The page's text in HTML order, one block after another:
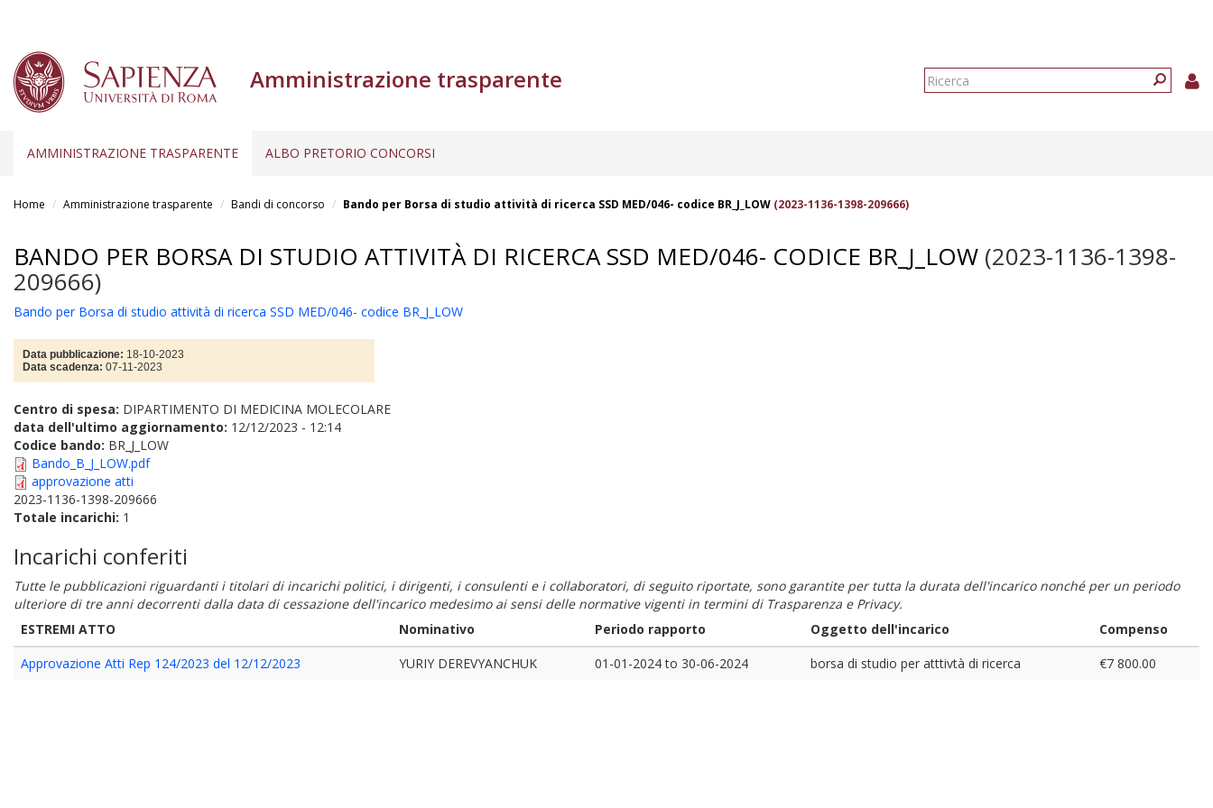
Amministrazione trasparente
Form
AMMINISTRAZIONE TRASPARENTE ALBO PRETORIO CONCORSI
Home Amministrazione trasparente Bandi di concorso Bando per Borsa di studio attività di ricerca SSD MED/046- codice BR_J_LOW (2023-1136-1398-209666)
BANDO PER BORSA DI STUDIO ATTIVITÀ DI RICERCA SSD MED/046- CODICE BR_J_LOW (2023-1136-1398-
209666)
Bando per Borsa di studio attività di ricerca SSD MED/046- codice BR_J_LOW
Data pubblicazione: 18-10-2023
Data scadenza: 07-11-2023
Centro di spesa: DIPARTIMENTO DI MEDICINA MOLECOLARE
data dell'ultimo aggiornamento: 12/12/2023 - 12:14
Codice bando: BR_J_LOW
Bando_B_J_LOW.pdf
approvazione atti
2023-1136-1398-209666
Totale incarichi: 1
Incarichi conferiti
Tutte le pubblicazioni riguardanti i titolari di incarichi politici, i dirigenti, i consulenti e i collaboratori, di seguito riportate, sono garantite per tutta la durata dell'incarico nonché per un periodo
ulteriore di tre anni decorrenti dalla data di cessazione dell'incarico medesimo ai sensi delle normative vigenti in termini di Trasparenza e Privacy.
ESTREMI ATTO
Nominativo Periodo rapporto Oggetto dell'incarico
Compenso
Approvazione Atti Rep 124/2023 del 12/12/2023
YURIY DEREVYANCHUK 01-01-2024to 30-06-2024 borsa di studio per atttivtà di ricerca €7 800.00